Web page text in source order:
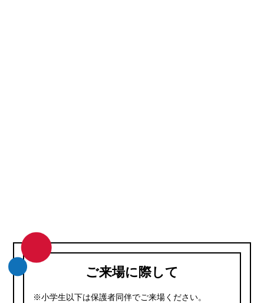
ご来場に際して
※小学生以下は保護者同伴でご来場ください。